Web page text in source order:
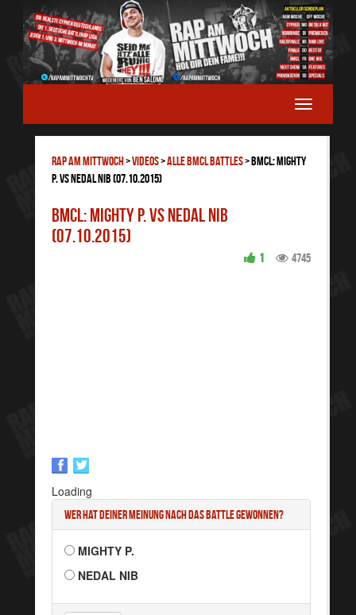
RAP AM MITTWOCH>Videos>ALLE BMCL BATTLES>BMCL: Mighty
P. vs Nedal Nib (07.10.2015)
BMCL: Mighty P. vs Nedal Nib
(07.10.2015)
4745
1
Loading
Wer hat deiner Meinung nach das Battle gewonnen?
MIGHTY P.
NEDAL NIB